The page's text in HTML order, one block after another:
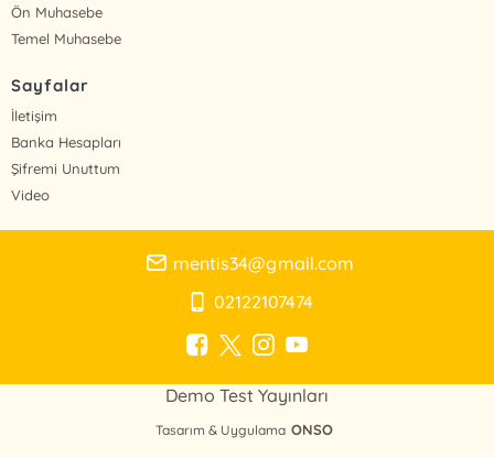
Ön Muhasebe
Temel Muhasebe
Sayfalar
İletişim
Banka Hesapları
Şifremi Unuttum
Video
mentis34@gmail.com
02122107474
Demo Test Yayınları
Tasarım & Uygulama ONSO